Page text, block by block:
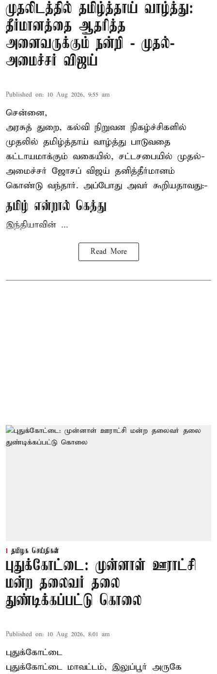
முதலிடத்தில் தமிழ்த்தாய் வாழ்த்து:
தீர்மானத்தை ஆதரித்த
அனைவருக்கும் நன்றி - முதல்-
அமைச்சர் விஜய்
Published on: 10 Aug 2026, 9:55 am
சென்னை,
அரசுத் துறை, கல்வி நிறுவன நிகழ்ச்சிகளில்
முதலில் தமிழ்த்தாய் வாழ்த்து பாடுவதை
கட்டாயமாக்கும் வகையில், சட்டசபையில் முதல்-
அமைச்சர் ஜோசப் விஜய் தனித்தீர்மானம்
கொண்டு வந்தார். அப்போது அவர் கூறியதாவது:-
தமிழ் என்றால் கெத்து
இந்தியாவின் ...
Read More
தமிழக செய்திகள்
புதுக்கோட்டை: முன்னாள் ஊராட்சி
மன்ற தலைவர் தலை
துண்டிக்கப்பட்டு கொலை
Published on: 10 Aug 2026, 8:01 am
புதுக்கோட்டை
புதுக்கோட்டை மாவட்டம், இலுப்பூர் அருகே